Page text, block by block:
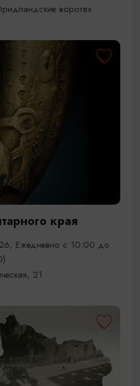
ворота»
края
Ежедневно с 10:00 до
21